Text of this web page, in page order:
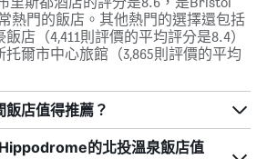
熱門的飯店。其他熱門的選擇還包括
店（4,411則評價的平均評分是8.4）
爾市中心旅館（3,865則評價的平均
店值得推薦？
的北投溫泉飯店值